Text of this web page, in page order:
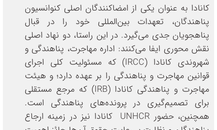
کانادا به عنوان یکی از امضاکنندگان اصلی کنوانسیون
پناهندگان، تعهدات بین‌المللی خود را در قبال
پناهجویان جدی می‌گیرد. در این راستا، دو نهاد اصلی
نقش محوری ایفا می‌کنند: اداره مهاجرت، پناهندگی و
شهروندی کانادا (IRCC) که مسئولیت کلی اجرای
قوانین مهاجرت و پناهندگی را بر عهده دارد؛ و هیئت
مهاجرت و پناهندگی کانادا (IRB) که مرجع مستقلی
برای تصمیم‌گیری در پرونده‌های پناهندگی است.
همچنین، حضور UNHCR کانادا نیز در زمینه ارجاع